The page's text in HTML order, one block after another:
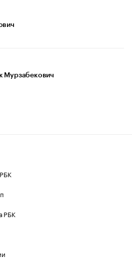
Мурзабекович
РБК